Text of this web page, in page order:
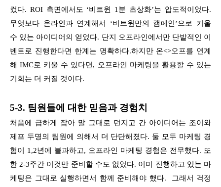
컸다. ROI 측면에서도 ‘비트윈 1분 초상화’는 압도적이었다.
무엇보다 온라인과 연계해서 ‘비트윈만의 캠페인’으로 키울
수 있는 아이디어의 얻었다. 단지 오프라인에서만 단발적인 이
벤트로 진행한다면 한계는 명확하다.하지만 온<>오프를 연계
해 IMC로 키울 수 있다면, 오프라인 마케팅을 활용할 수 있는
기회는 더 커질 것이다.
5-3. 팀원들에 대한 믿음과 경험치
처음에 급하게 잡아 말 그대로 던지고 간 아이디어는 조이와
제프 두명의 팀원에 의해서 더 단단해졌다. 둘 모두 마케팅 경
험이 1,2년에 불과하고, 오프라인 마케팅 경험은 전무했다. 또
한 2-3주간 이것만 준비할 수도 없었다. 이미 진행하고 있는 마
케팅은 그대로 실행하면서 함께 준비해야 했다. 그래서 걱정